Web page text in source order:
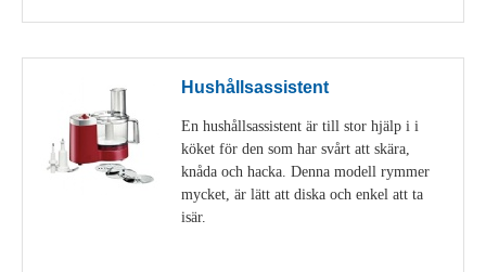
Hushållsassistent
En hushållsassistent är till stor hjälp i i
köket för den som har svårt att skära,
knåda och hacka. Denna modell rymmer
mycket, är lätt att diska och enkel att ta
isär.